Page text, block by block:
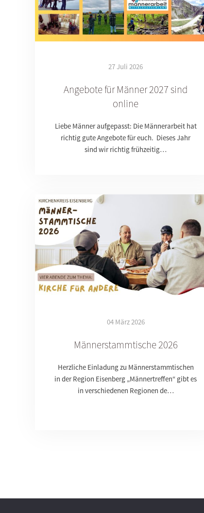
27 Juli 2026
Angebote für Männer 2027 sind
online
Liebe Männer aufgepasst: Die Männerarbeit hat
richtig gute Angebote für euch. Dieses Jahr
sind wir richtig frühzeitig…
04 März 2026
Männerstammtische 2026
Herzliche Einladung zu Männerstammtischen
in der Region Eisenberg „Männertreffen“ gibt es
in verschiedenen Regionen de…